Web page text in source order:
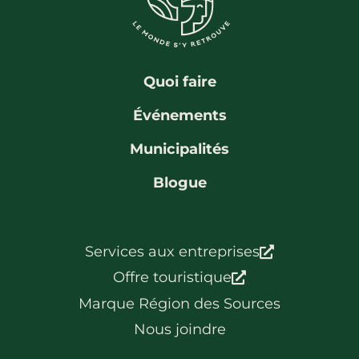
Bénévolat
Communauté d’affaires
Travailleurs autonomes
Coups de cœur
Pédalez!
Blogue
Quoi faire
Événements
Municipalités
Blogue
Services aux entreprises
Offre touristique
Marque Région des Sources
Nous joindre